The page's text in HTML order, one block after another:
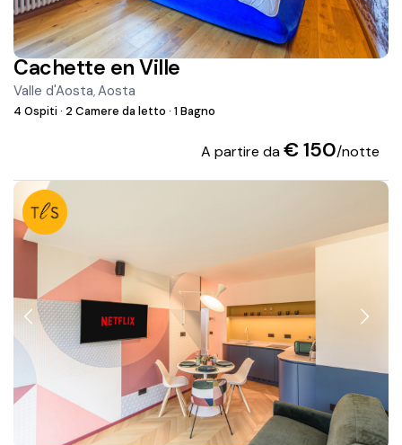
Cachette en Ville
Valle d'Aosta,Aosta
4 Ospiti· 2 Camere da letto· 1 Bagno
A partire da€ 150/notte